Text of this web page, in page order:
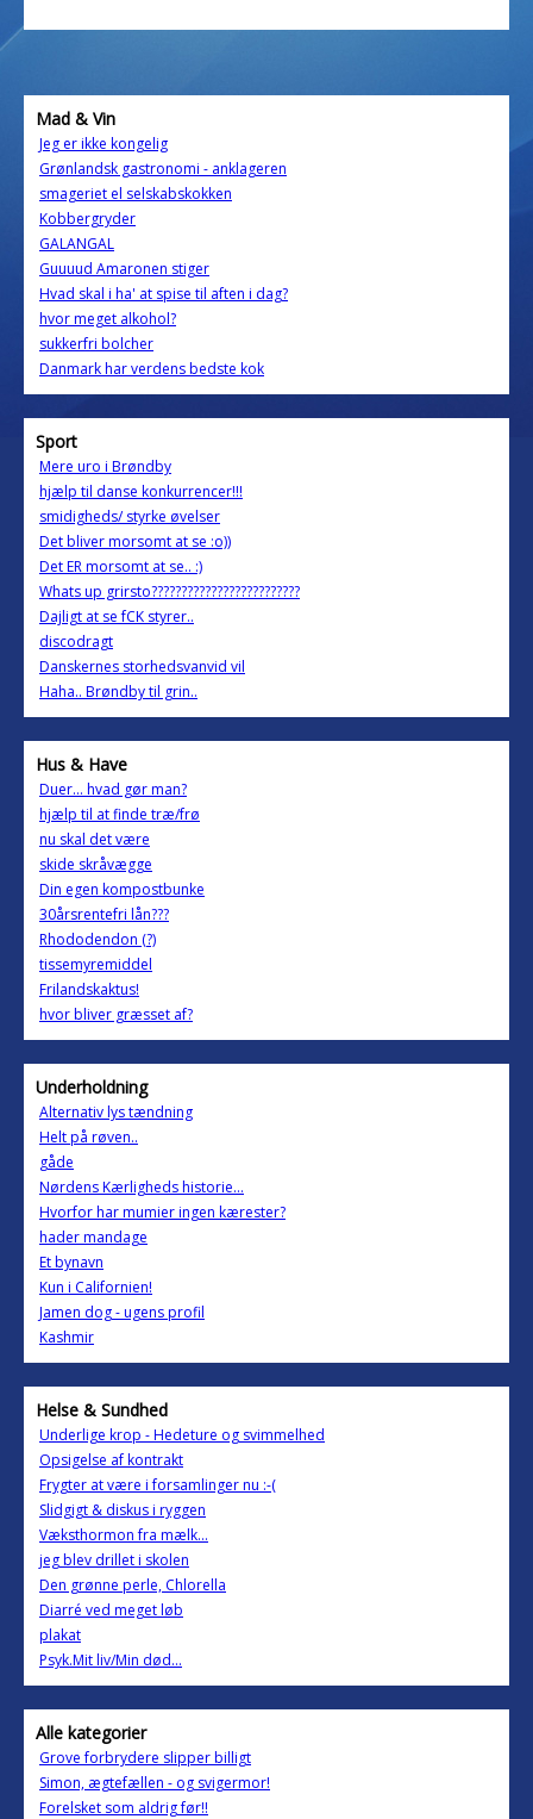
Mad & Vin
Jeg er ikke kongelig
Grønlandsk gastronomi - anklageren
smageriet el selskabskokken
Kobbergryder
GALANGAL
Guuuud Amaronen stiger
Hvad skal i ha' at spise til aften i dag?
hvor meget alkohol?
sukkerfri bolcher
Danmark har verdens bedste kok
Sport
Mere uro i Brøndby
hjælp til danse konkurrencer!!!
smidigheds/ styrke øvelser
Det bliver morsomt at se :o))
Det ER morsomt at se.. :)
Whats up grirsto?????????????????????????
Dajligt at se fCK styrer..
discodragt
Danskernes storhedsvanvid vil
Haha.. Brøndby til grin..
Hus & Have
Duer... hvad gør man?
hjælp til at finde træ/frø
nu skal det være
skide skråvægge
Din egen kompostbunke
30årsrentefri lån???
Rhododendon (?)
tissemyremiddel
Frilandskaktus!
hvor bliver græsset af?
Underholdning
Alternativ lys tændning
Helt på røven..
gåde
Nørdens Kærligheds historie...
Hvorfor har mumier ingen kærester?
hader mandage
Et bynavn
Kun i Californien!
Jamen dog - ugens profil
Kashmir
Helse & Sundhed
Underlige krop - Hedeture og svimmelhed
Opsigelse af kontrakt
Frygter at være i forsamlinger nu :-(
Slidgigt & diskus i ryggen
Væksthormon fra mælk...
jeg blev drillet i skolen
Den grønne perle, Chlorella
Diarré ved meget løb
plakat
Psyk.Mit liv/Min død...
Alle kategorier
Grove forbrydere slipper billigt
Simon, ægtefællen - og svigermor!
Forelsket som aldrig før!!